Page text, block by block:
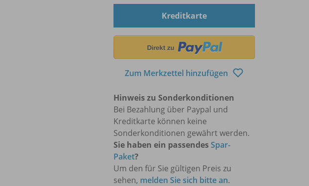
Kreditkarte
Zum Merkzettel hinzufügen
Hinweis zu Sonderkonditionen
Bei Bezahlung über Paypal und
Kreditkarte können keine
Sonderkonditionen gewährt werden.
Sie haben ein passendesSpar-
Paket?
Um den für Sie gültigen Preis zu
sehen, melden Sie sich bitte an.